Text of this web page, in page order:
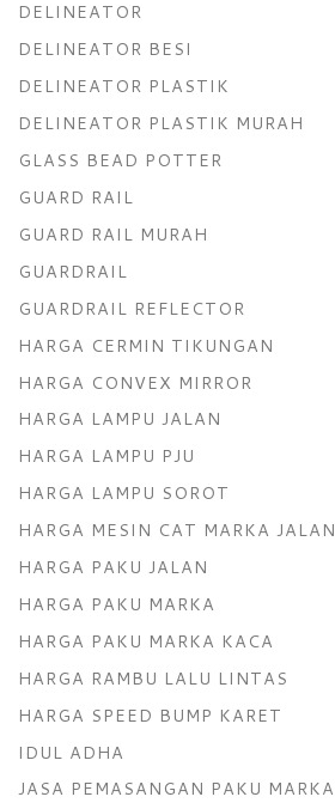
DELINEATOR
DELINEATOR BESI
DELINEATOR PLASTIK
DELINEATOR PLASTIK MURAH
GLASS BEAD POTTER
GUARD RAIL
GUARD RAIL MURAH
GUARDRAIL
GUARDRAIL REFLECTOR
HARGA CERMIN TIKUNGAN
HARGA CONVEX MIRROR
HARGA LAMPU JALAN
HARGA LAMPU PJU
HARGA LAMPU SOROT
HARGA MESIN CAT MARKA JALAN
HARGA PAKU JALAN
HARGA PAKU MARKA
HARGA PAKU MARKA KACA
HARGA RAMBU LALU LINTAS
HARGA SPEED BUMP KARET
IDUL ADHA
JASA PEMASANGAN PAKU MARKA